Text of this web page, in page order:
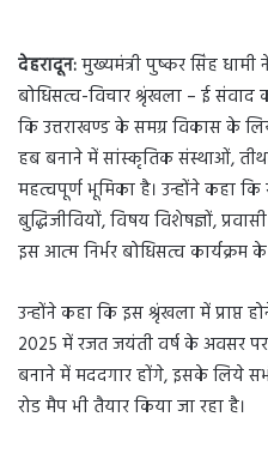
देहरादून:मुख्यमंत्री पुष्कर सिंह
बोधिसत्व-विचार श्रृंखला – ई संवाद
कि उत्तराखण्ड के समग्र विकास के
हब बनाने में सांस्कृतिक संस्थाओं,
महत्वपूर्ण भूमिका है। उन्होंने कहा
बुद्धिजीवियों, विषय विशेषज्ञों,
इस आत्म निर्भर बोधिसत्व
उन्होंने कहा कि इस श्रृंखला में प्राप्त
2025 में रजत जयंती वर्ष के अवसर पर
बनाने में मददगार होंगे, इसके लिये
रोड मैप भी तैयार किया जा रहा है।